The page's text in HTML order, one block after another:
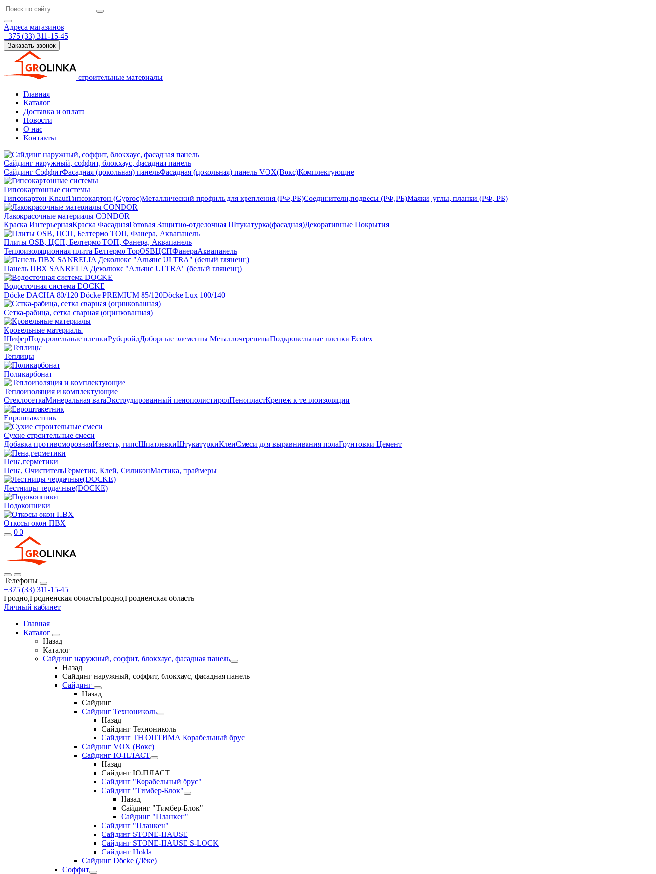
Адреса магазинов
+375 (33) 311-15-45
Заказать звонок
строительные материалы
Главная
Каталог
Доставка и оплата
Новости
О нас
Контакты
Сайдинг наружный, соффит, блокхаус, фасадная панель
Сайдинг СоффитФасадная (цокольная) панельФасадная (цокольная) панель VOX(Вокс)Комплектующие
Гипсокартонные системы
Гипсокартон KnaufГипсокартон (Gyproc)Металлический профиль для крепления (РФ,РБ)Соединители,подвесы (РФ,РБ)Маяки, углы, планки (РФ, РБ)
Лакокрасочные материалы CONDOR
Краска ИнтерьернаяКраска ФасаднаяГотовая Защитно-отделочная Штукатурка(фасадная)Декоративные Покрытия
Плиты OSB, ЦСП, Белтермо ТОП, Фанера, Аквапанель
Теплоизоляционная плита Белтермо TopOSBЦСПФанераАквапанель
Панель ПВХ SANRELIA Деколюкс "Альянс ULTRA" (белый гляненц)
Водосточная система DOCKE
Döсkе DACHA 80/120 Döcke PREMIUM 85/120Döсkе Luх 100/140
Сетка-рабица, сетка сварная (оцинкованная)
Кровельные материалы
ШиферПодкровельные пленкиРуберойдДоборные элементы МеталлочерепицаПодкровельные пленки Ecotex
Теплицы
Поликарбонат
Теплоизоляция и комплектующие
СтеклосеткаМинеральная ватаЭкструдированный пенополистиролПенопластКрепеж к теплоизоляции
Евроштакетник
Сухие строительные смеси
Добавка противоморознаяИзвесть, гипсШпатлевкиШтукатуркиКлеиСмеси для выравнивания полаГрунтовки Цемент
Пена,герметики
Пена, ОчистительГерметик, Клей, СиликонМастика, праймеры
Лестницы чердачные(DOCKE)
Подоконники
Откосы окон ПВХ
0 0
Телефоны
+375 (33) 311-15-45
Гродно,Гродненская областьГродно,Гродненская область
Личный кабинет
Главная
Каталог
Назад
Каталог
Сайдинг наружный, соффит, блокхаус, фасадная панель
Назад
Сайдинг наружный, соффит, блокхаус, фасадная панель
Сайдинг
Назад
Сайдинг
Сайдинг Технониколь
Назад
Сайдинг Технониколь
Сайдинг ТН ОПТИМА Корабельный брус
Сайдинг VOX (Вокс)
Сайдинг Ю-ПЛАСТ
Назад
Сайдинг Ю-ПЛАСТ
Сайдинг "Корабельный брус"
Сайдинг "Тимбер-Блок"
Назад
Сайдинг "Тимбер-Блок"
Сайдинг "Планкен"
Сайдинг "Планкен"
Сайдинг STONE-HAUSE
Сайдинг STONE-HAUSE S-LOCK
Сайдинг Hokla
Сайдинг Döcke (Дёке)
Соффит